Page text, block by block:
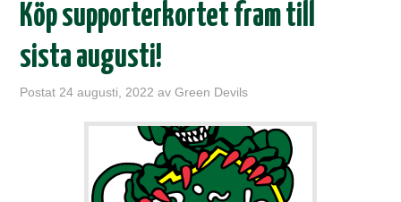
Köp supporterkortet fram till
sista augusti!
Postat 24 augusti, 2022 avGreen Devils